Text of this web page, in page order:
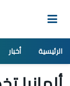
الرئيسية أخبار